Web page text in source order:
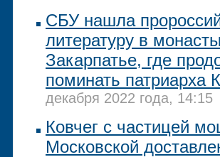
CБУ нашла
литературу в
Закарпатье, где
поминать патриарха
декабря 2022 года, 14:15
Ковчег с частицей
Московской